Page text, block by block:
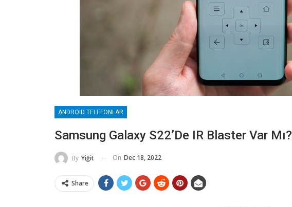
ANDROID TELEFONLAR
Samsung Galaxy S22’de IR Blaster Var Mı?
By Yiğit On Dec 18, 2022
Share